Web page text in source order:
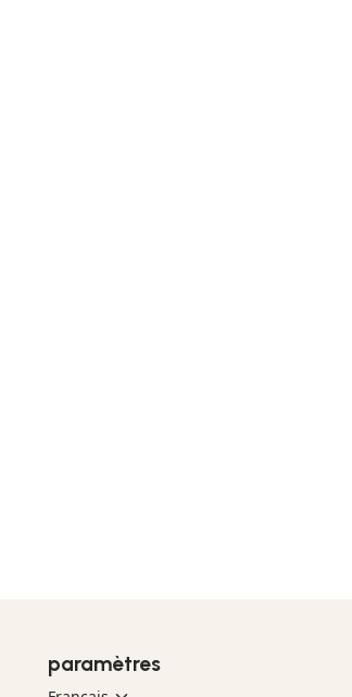
paramètres